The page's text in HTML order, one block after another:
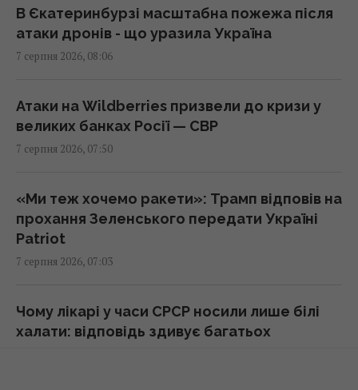
Інцидент у Лейпцигу: у Німеччині
заперечили, що український літак
перевозив боєприпаси
РФ використовує українських
військовополонених для формування
Синоптикиня назвала точну дату, коли вже
похолоднішає по всій Україні
Якого числа Горіховий Спас 2026: чого не
В Єкатеринбурзі масштабна пожежа після
атаки дронів - що уразила Україна
7 серпня 2026, 08:06
Атаки на Wildberries призвели до кризи у
великих банках Росії — СВР
7 серпня 2026, 07:50
«Ми теж хочемо ракети»: Трамп відповів на
прохання Зеленського передати Україні
Patriot
7 серпня 2026, 07:03
Чому лікарі у часи СРСР носили лише білі
халати: відповідь здивує багатьох